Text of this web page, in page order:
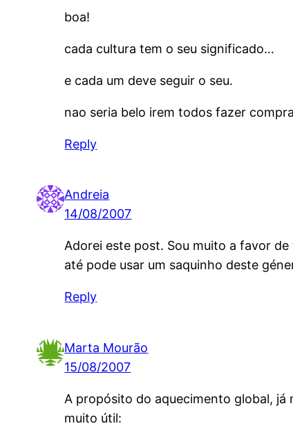
boa!
cada cultura tem o seu significado…
e cada um deve seguir o seu.
nao seria belo irem todos fazer
Reply
Andreia
14/08/2007
Adorei este post. Sou muito a favor
até pode usar um saquinho deste
Reply
Marta Mourão
15/08/2007
A propósito do aquecimento global, já
muito útil: